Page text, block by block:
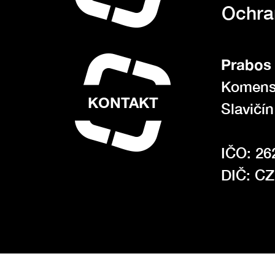
KONTAKT
IČO:
DIČ: